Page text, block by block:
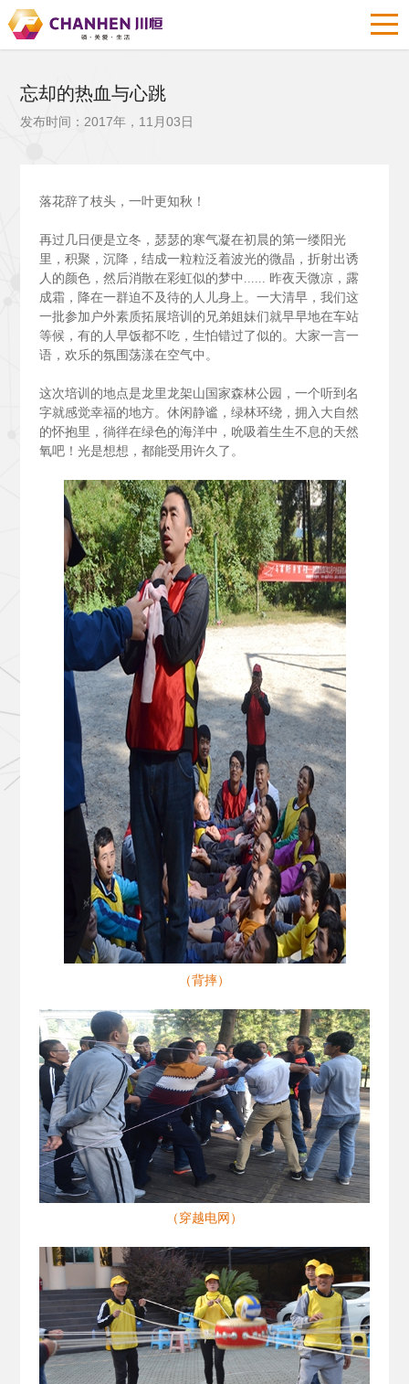
忘却的热血与心跳
发布时间：2017年，11月03日
落花辞了枝头，一叶更知秋！
再过几日便是立冬，瑟瑟的寒气凝在初晨的第一缕阳光
里，积聚，沉降，结成一粒粒泛着波光的微晶，折射出诱
人的颜色，然后消散在彩虹似的梦中...... 昨夜天微凉，露
成霜，降在一群迫不及待的人儿身上。一大清早，我们这
一批参加户外素质拓展培训的兄弟姐妹们就早早地在车站
等候，有的人早饭都不吃，生怕错过了似的。大家一言一
语，欢乐的氛围荡漾在空气中。
这次培训的地点是龙里龙架山国家森林公园，一个听到名
字就感觉幸福的地方。休闲静谧，绿林环绕，拥入大自然
的怀抱里，徜徉在绿色的海洋中，吮吸着生生不息的天然
氧吧！光是想想，都能受用许久了。
（背摔）
（穿越电网）